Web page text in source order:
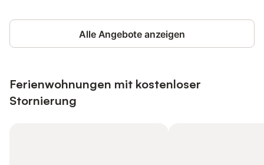
Alle Angebote anzeigen
Ferienwohnungen mit kostenloser
Stornierung